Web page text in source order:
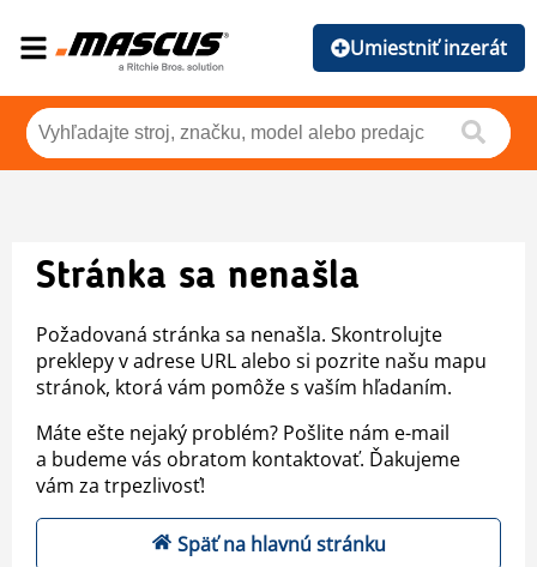
Umiestniť inzerát
Stránka sa nenašla
Požadovaná stránka sa nenašla. Skontrolujte
preklepy v adrese URL alebo si pozrite našu mapu
stránok, ktorá vám pomôže s vaším hľadaním.
Máte ešte nejaký problém? Pošlite nám e-mail
a budeme vás obratom kontaktovať. Ďakujeme
vám za trpezlivosť!
Späť na hlavnú stránku